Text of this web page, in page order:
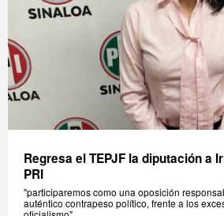
Regresa el TEPJF la diputación a
PRI
"participaremos como una oposición
auténtico contrapeso político, frente a los